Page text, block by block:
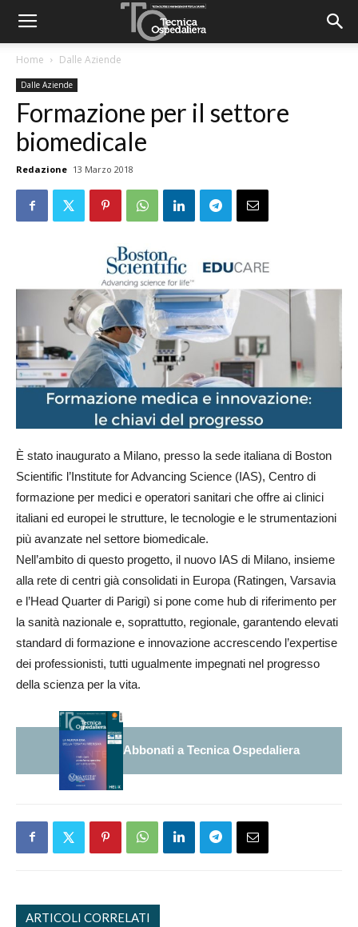
Home Dalle Aziende
Dalle Aziende
Formazione per il settore
biomedicale
Redazione 13 Marzo 2018
È stato inaugurato a Milano, presso la sede italiana di Boston
Scientific l’Institute for Advancing Science (IAS), Centro di
formazione per medici e operatori sanitari che offre ai clinici
italiani ed europei le strutture, le tecnologie e le strumentazioni
più avanzate nel settore biomedicale.
Nell’ambito di questo progetto, il nuovo IAS di Milano, insieme
alla rete di centri già consolidati in Europa (Ratingen, Varsavia
e l’Head Quarter di Parigi) si pone come hub di riferimento per
la sanità nazionale e, soprattutto, regionale, garantendo elevati
standard di formazione e innovazione accrescendo l’expertise
dei professionisti, tutti ugualmente impegnati nel progresso
della scienza per la vita.
Abbonati a Tecnica Ospedaliera
ARTICOLI CORRELATI